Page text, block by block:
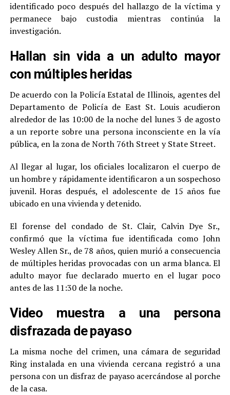
identificado poco después del hallazgo de la víctima y
permanece bajo custodia mientras continúa la
investigación.
Hallan sin vida a un adulto mayor
con múltiples heridas
De acuerdo con la Policía Estatal de Illinois, agentes del
Departamento de Policía de East St. Louis acudieron
alrededor de las 10:00 de la noche del lunes 3 de agosto
a un reporte sobre una persona inconsciente en la vía
pública, en la zona de North 76th Street y State Street.
Al llegar al lugar, los oficiales localizaron el cuerpo de
un hombre y rápidamente identificaron a un sospechoso
juvenil. Horas después, el adolescente de 15 años fue
ubicado en una vivienda y detenido.
El forense del condado de St. Clair, Calvin Dye Sr.,
confirmó que la víctima fue identificada como John
Wesley Allen Sr., de 78 años, quien murió a consecuencia
de múltiples heridas provocadas con un arma blanca. El
adulto mayor fue declarado muerto en el lugar poco
antes de las 11:30 de la noche.
Video muestra a una persona
disfrazada de payaso
La misma noche del crimen, una cámara de seguridad
Ring instalada en una vivienda cercana registró a una
persona con un disfraz de payaso acercándose al porche
de la casa.